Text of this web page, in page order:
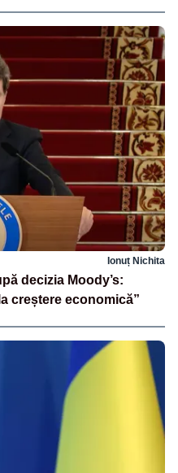
Ionuț Nichita
decizia Moody’s:
creștere economică”